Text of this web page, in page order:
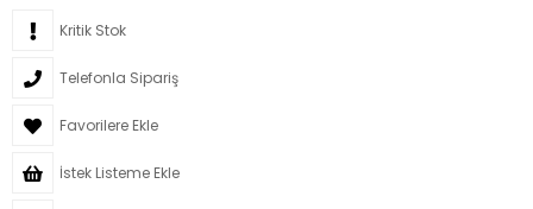
Kritik Stok
Telefonla Sipariş
Favorilere Ekle
İstek Listeme Ekle